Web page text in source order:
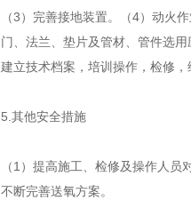
（3）完善接地装置。（4）动火
门、法兰、垫片及管材、管件选
建立技术档案，培训操作，检修，
5.其他安全措施
（1）提高施工、检修及操作人
不断完善送氧方案。